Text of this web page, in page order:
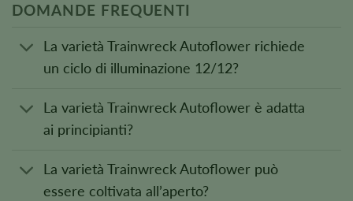
DOMANDE FREQUENTI
La varietà Trainwreck Autoflower richiede
un ciclo di illuminazione 12/12?
La varietà Trainwreck Autoflower è adatta
ai principianti?
La varietà Trainwreck Autoflower può
essere coltivata all’aperto?